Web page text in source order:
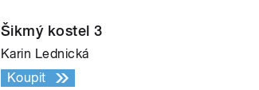
Šikmý kostel 3
Karin Lednická
Koupit